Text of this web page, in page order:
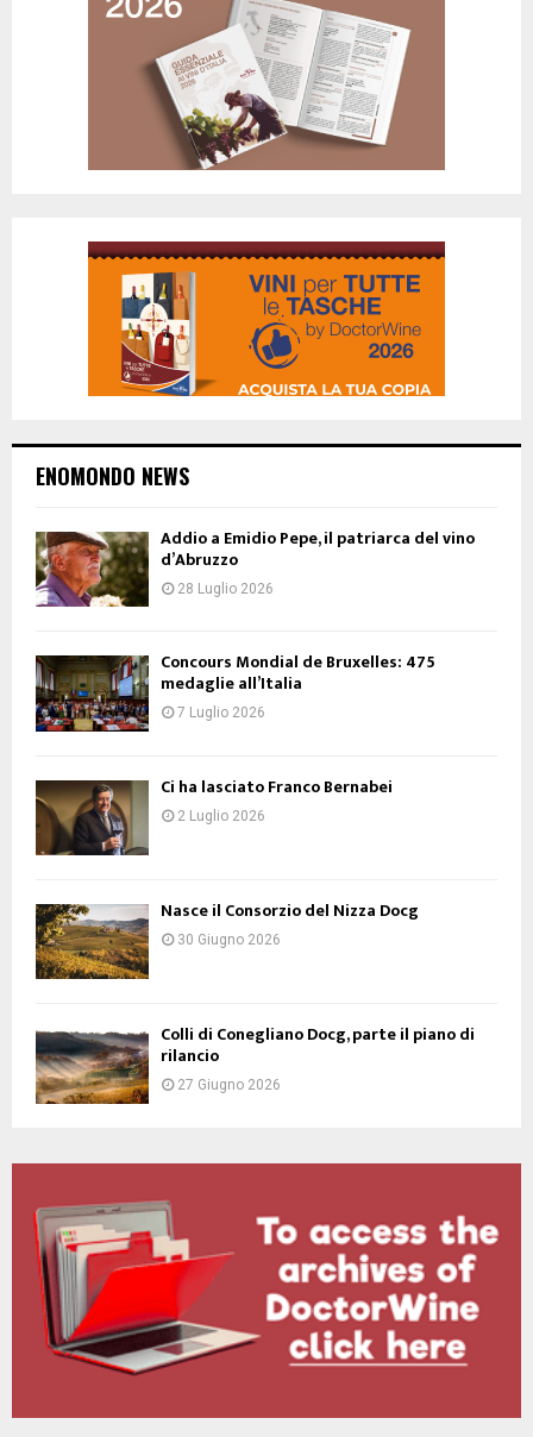
ENOMONDO NEWS
Addio a Emidio Pepe, il patriarca del vino
d’Abruzzo
28 Luglio 2026
Concours Mondial de Bruxelles: 475
medaglie all’Italia
7 Luglio 2026
Ci ha lasciato Franco Bernabei
2 Luglio 2026
Nasce il Consorzio del Nizza Docg
30 Giugno 2026
Colli di Conegliano Docg, parte il piano di
rilancio
27 Giugno 2026